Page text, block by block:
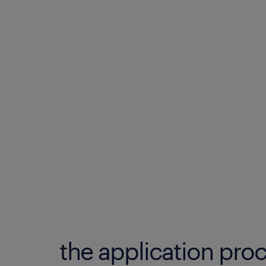
the application